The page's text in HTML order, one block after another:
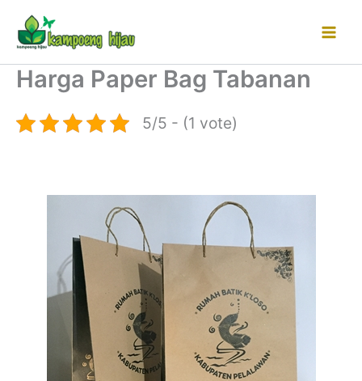
konten
Harga Paper Bag Tabanan
5/5 - (1 vote)